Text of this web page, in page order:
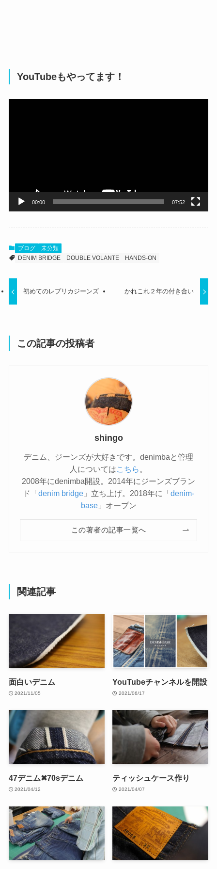
YouTubeもやってます！
00:00 07:52
ブログ
未分類
DENIM BRIDGE
DOUBLE VOLANTE HANDS-ON
初めてのレプリカジーンズ かれこれ２年の付き合い
この記事の投稿者
shingo
デニム、ジーンズが大好きです。denimbaと管理
人についてはこちら 。
2008年にdenimba開設。2014年にジーンズブラン
ド「denim bridge 」立ち上げ。2018年に「denim-
base」オープン
この著者の記事一覧へ
関連記事
面白いデニム
2021/11/05
YouTubeチャンネルを開設
2021/06/17
47デニム✖70sデニム
2021/04/12
ティッシュケース作り
2021/04/07